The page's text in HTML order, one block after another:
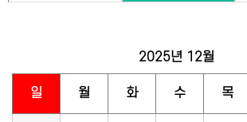
2025년 12월
일 월 화 수 목